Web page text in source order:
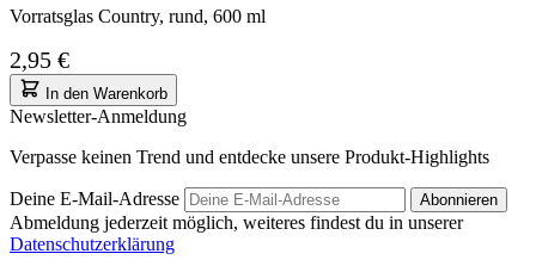
Vorratsglas Country, rund, 600 ml
2,95 €
In den Warenkorb
Newsletter-Anmeldung
Verpasse keinen Trend und entdecke unsere Produkt-Highlights
Deine E-Mail-Adresse Abonnieren
Abmeldung jederzeit möglich, weiteres findest du in unserer
Datenschutzerklärung